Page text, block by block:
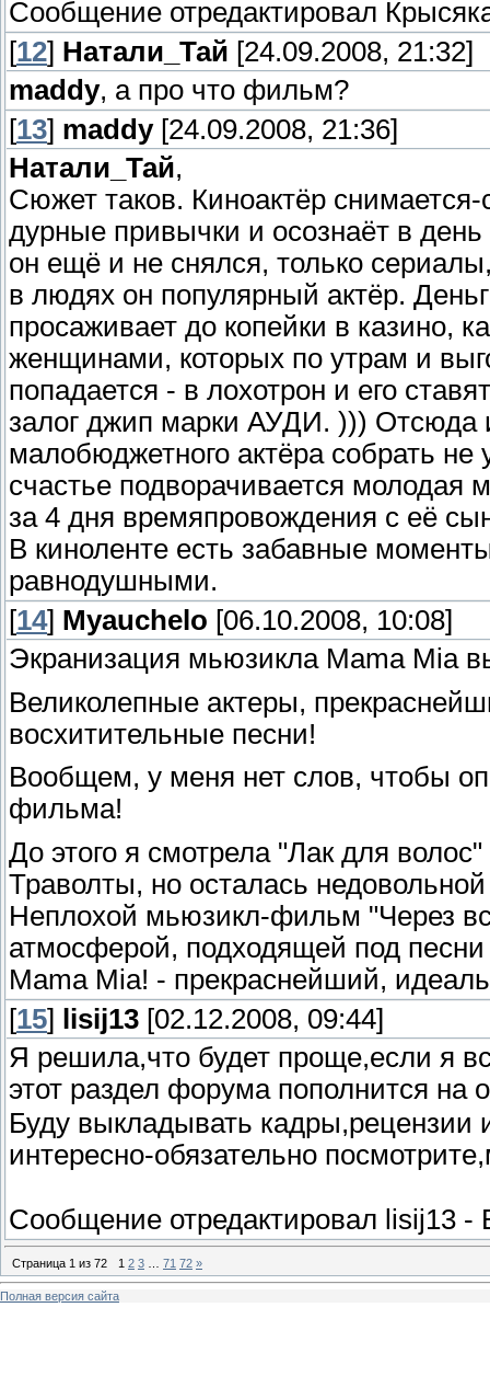
Сообщение отредактировал
[12] Натали_Тай [24.09.2008, 21:32]
maddy, а про что фильм?
[13] maddy[24.09.2008, 21:36]
Натали_Тай,
Сюжет таков. Киноактёр
дурные привычки и осознаёт в
он ещё и не снялся, только
в людях он популярный актёр.
просаживает до копейки в казино,
женщинами, которых по утрам и
попадается - в лохотрон и его
залог джип марки АУДИ. ))) Отсюда
малобюджетного актёра собрать не
счастье подворачивается
за 4 дня времяпровождения с её
В киноленте есть забавные
равнодушными.
[14] Myauchelo [06.10.2008, 10:08]
Экранизация мьюзикла Mama Mia
Великолепные актеры,
восхитительные песни!
Вообщем, у меня нет слов, чтобы
фильма!
До этого я смотрела "Лак для
Траволты, но осталась
Неплохой мьюзикл-фильм "Через
атмосферой, подходящей под
Mama Mia! - прекраснейший,
[15] lisij13 [02.12.2008, 09:44]
Я решила,что будет проще,если я
этот раздел форума пополнится на
Буду выкладывать кадры,рецензии
интересно-обязательно
Сообщение отредактировал lisij13 -
Страница 1 из 72 1 2 3 71 72 »
Полная версия сайта